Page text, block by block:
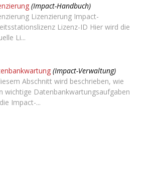
(Impact-Handbuch)
Lizenzierung Impact-
Lizenz-ID Hier wird die
Li...
(Impact-Verwaltung)
Abschnitt wird beschrieben, wie
wichtige Datenbankwartungsaufgaben
Impact-...